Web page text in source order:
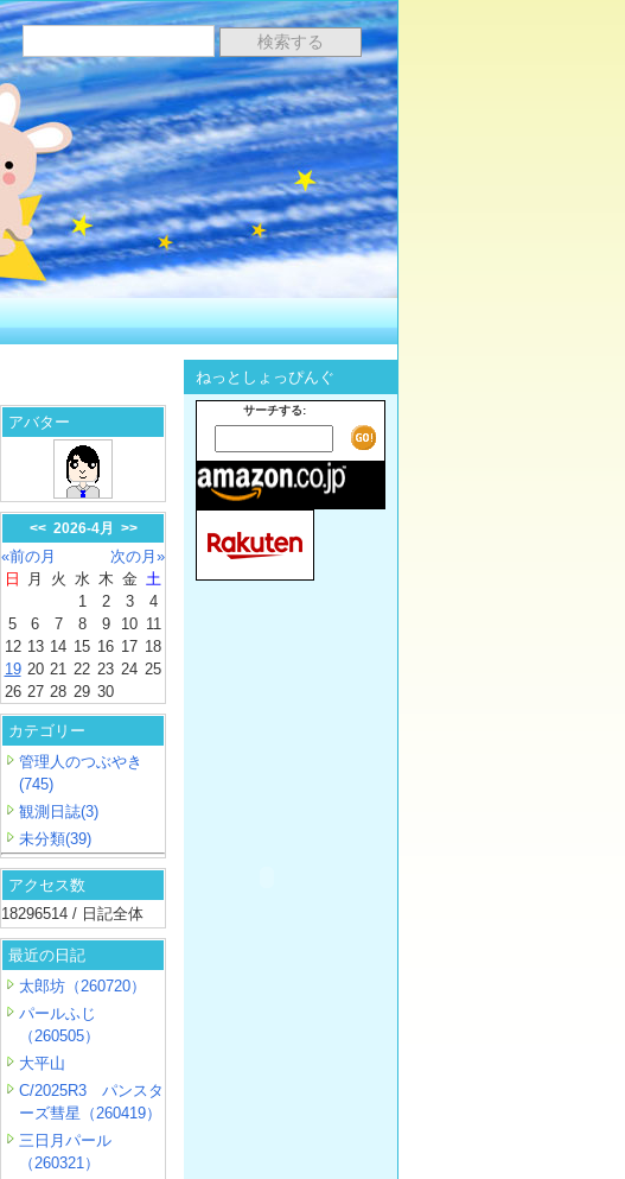
アバター
<< 2026-4月 >>
«前の月
次の月»
日
月 火 水 木 金 土
1
2 3
4
5
6 7 8 9 10 11
12 13 14 15 16 17 18
19 20 21 22 23 24 25
26 27 28 29 30
カテゴリー
管理人のつぶやき
(745)
観測日誌(3)
未分類(39)
アクセス数
18296514 / 日記全体
最近の日記
太郎坊（260720）
パールふじ
（260505）
大平山
C/2025R3 パンスタ
ーズ彗星（260419）
三日月パール
（260321）
ねっとしょっぴんぐ
サーチする: